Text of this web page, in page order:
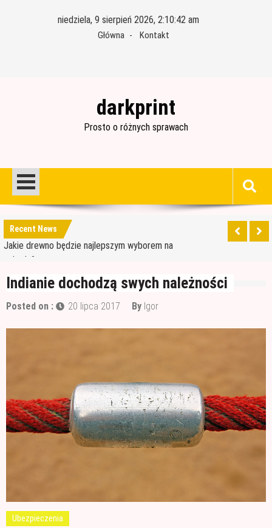
niedziela, 9 sierpień 2026, 2:10:43 am
Główna Kontakt
darkprint
Prosto o różnych sprawach
Recent News
Materiały budowlane potrzebne do ocieplenia
garażu
Jakie drewno będzie najlepszym wyborem na
schody?
Jak wybrać dobre drewno konstrukcyjne?
Wałek czy pędzel – czym lepiej malować?
garażu
Indianie dochodzą swych należności
Posted on : 20 lipca 2017 By Igor
Ubezpieczenia